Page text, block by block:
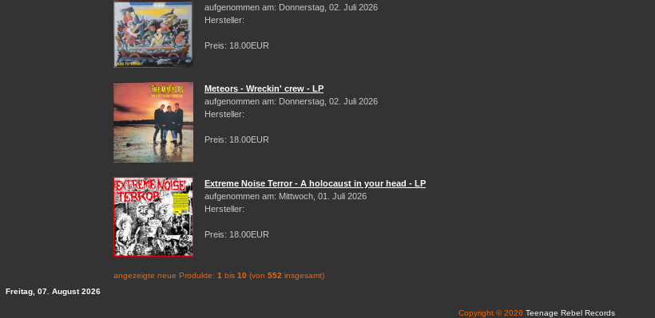
aufgenommen am: Donnerstag, 02. Juli 2026
Hersteller:
Preis: 18.00EUR
Meteors - Wreckin' crew - LP
aufgenommen am: Donnerstag, 02. Juli 2026
Hersteller:
Preis: 18.00EUR
Extreme Noise Terror - A holocaust in your head - LP
aufgenommen am: Mittwoch, 01. Juli 2026
Hersteller:
Preis: 18.00EUR
angezeigte neue Produkte: 1 bis 10 (von 552 insgesamt)
Freitag, 07. August 2026
Copyright © 2026 Teenage Rebel Records